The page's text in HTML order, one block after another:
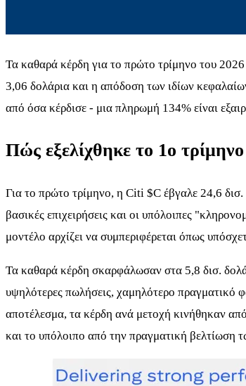
Τα καθαρά κέρδη για το πρώτο τρίμηνο του
3,06 δολάρια και η απόδοση των ιδίων
από όσα κέρδισε - μια πληρωμή 134% είναι
Πώς εξελίχθηκε το 1ο
Για το πρώτο τρίμηνο, η Citi $C έβγαλε 24,6
βασικές επιχειρήσεις και οι υπόλοιπες
μοντέλο αρχίζει να συμπεριφέρεται όπως
Τα καθαρά κέρδη σκαρφάλωσαν στα 5,8 δισ.
υψηλότερες πωλήσεις, χαμηλότερο πραγματικό
αποτέλεσμα, τα κέρδη ανά μετοχή κινήθηκαν
και το υπόλοιπο από την πραγματική βελτίωση